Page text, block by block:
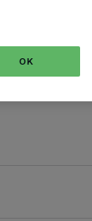
die
die
bin zum
und
OK